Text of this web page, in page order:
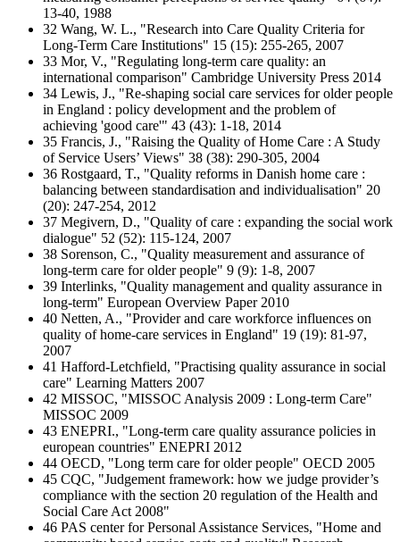
13-40, 1988
32 Wang, W. L., "Research into Care Quality Criteria for
Long-Term Care Institutions" 15 (15): 255-265, 2007
33 Mor, V., "Regulating long-term care quality: an
international comparison" Cambridge University Press 2014
34 Lewis, J., "Re-shaping social care services for older people
in England : policy development and the problem of
achieving 'good care'" 43 (43): 1-18, 2014
35 Francis, J., "Raising the Quality of Home Care : A Study
of Service Users’ Views" 38 (38): 290-305, 2004
36 Rostgaard, T., "Quality reforms in Danish home care :
balancing between standardisation and individualisation" 20
(20): 247-254, 2012
37 Megivern, D., "Quality of care : expanding the social work
dialogue" 52 (52): 115-124, 2007
38 Sorenson, C., "Quality measurement and assurance of
long-term care for older people" 9 (9): 1-8, 2007
39 Interlinks, "Quality management and quality assurance in
long-term" European Overview Paper 2010
40 Netten, A., "Provider and care workforce influences on
quality of home-care services in England" 19 (19): 81-97,
2007
41 Hafford-Letchfield, "Practising quality assurance in social
care" Learning Matters 2007
42 MISSOC, "MISSOC Analysis 2009 : Long-term Care"
MISSOC 2009
43 ENEPRI., "Long-term care quality assurance policies in
european countries" ENEPRI 2012
44 OECD, "Long term care for older people" OECD 2005
45 CQC, "Judgement framework: how we judge provider’s
compliance with the section 20 regulation of the Health and
Social Care Act 2008"
46 PAS center for Personal Assistance Services, "Home and